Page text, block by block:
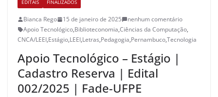
EDITAIS FINALIZADOS
Bianca Rego 15 de janeiro de 2025
nenhum comentário
Apoio Tecnológico,Biblioteconomia,Ciências da Computação,
CNCA/LEEI,Estágio,LEEI,Letras,Pedagogia,Pernambuco,Tecnologia
Apoio Tecnológico – Estágio |
Cadastro Reserva | Edital
002/2025 | Fade-UFPE